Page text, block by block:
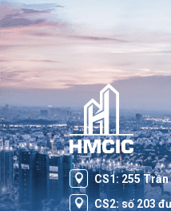
CS1: 255
CS2: số 203